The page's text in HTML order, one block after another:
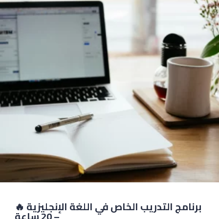
🔥 برنامج التدريب الخاص في اللغة الإنجليزية